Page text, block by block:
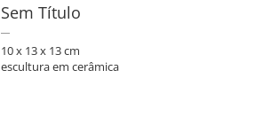
Sem Título
10 x 13 x 13 cm
escultura em cerâmica